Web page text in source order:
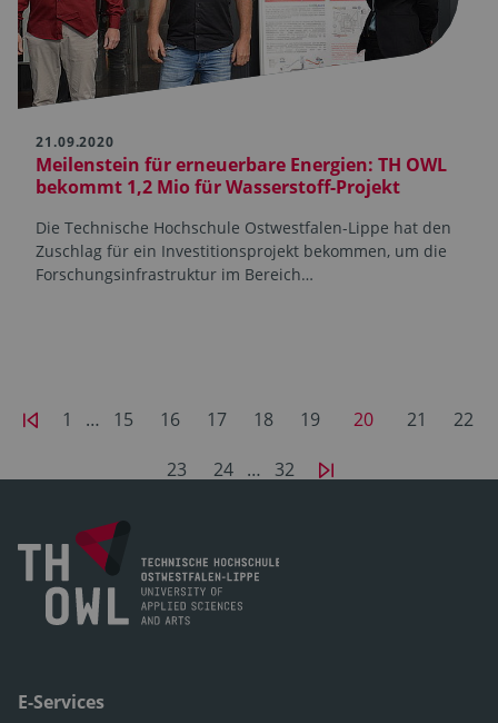
21.09.2020
Meilenstein für erneuerbare Energien: TH OWL
bekommt 1,2 Mio für Wasserstoff-Projekt
Die Technische Hochschule Ostwestfalen-Lippe hat den
Zuschlag für ein Investitionsprojekt bekommen, um die
Forschungsinfrastruktur im Bereich…
1 … 15 16 17 18 19 20 21 22
23 24 … 32
E-Services